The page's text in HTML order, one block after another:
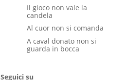
Il gioco non vale la
candela
Al cuor non si comanda
A caval donato non si
guarda in bocca
Seguici su